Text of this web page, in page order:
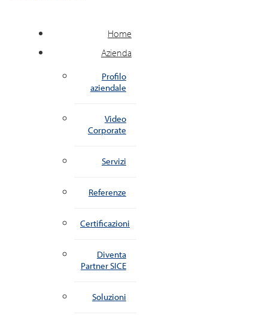
Home
Azienda
Profilo
aziendale
Video
Corporate
Servizi
Referenze
Certificazioni
Diventa
Partner SICE
Soluzioni